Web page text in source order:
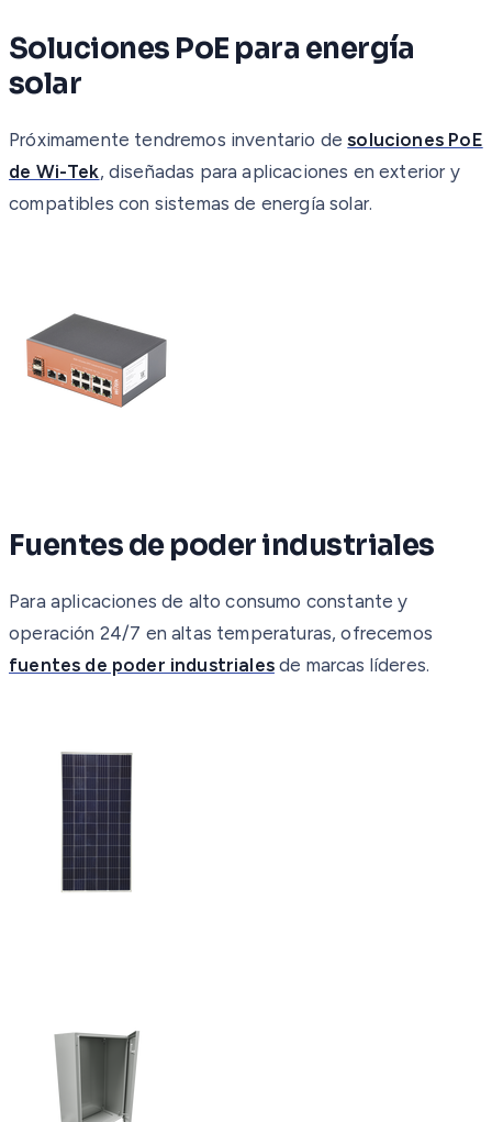
Soluciones PoE para energía
solar
Próximamente tendremos inventario desoluciones PoE
de Wi-Tek, diseñadas para aplicaciones en exterior y
compatibles con sistemas de energía solar.
Fuentes de poder industriales
Para aplicaciones de alto consumo constante y
operación 24/7 en altas temperaturas, ofrecemos
fuentes de poder industrialesde marcas líderes.